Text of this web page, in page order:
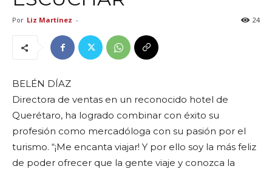
Por Liz Martínez - 24
BELÉN DÍAZ
Directora de ventas en un reconocido hotel de
Querétaro, ha logrado combinar con éxito su
profesión como mercadóloga con su pasión por el
turismo. “¡Me encanta viajar! Y por ello soy la más feliz
de poder ofrecer que la gente viaje y conozca la